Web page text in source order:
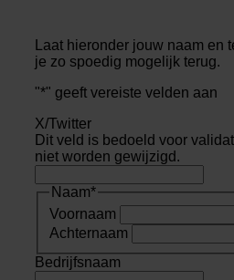
Laat hieronder jouw naam en
je zo spoedig mogelijk terug.
"*" geeft vereiste velden aan
X/Twitter
Dit veld is bedoeld voor
niet worden gewijzigd.
Naam*
Voornaam
Achternaam
Bedrijfsnaam